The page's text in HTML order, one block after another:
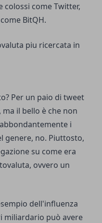
come Twitter,
BitQH.
Per un paio di tweet
ma il bello è che non
i
genere, no. Piuttosto,
su come era
ovvero un
dell'influenza
miliardario può avere